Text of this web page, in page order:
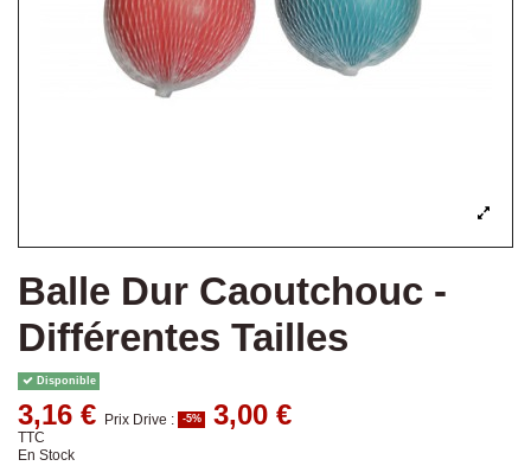
Balle Dur Caoutchouc -
Différentes Tailles
Disponible
3,16 € Prix Drive : -5% 3,00 €
TTC
En Stock